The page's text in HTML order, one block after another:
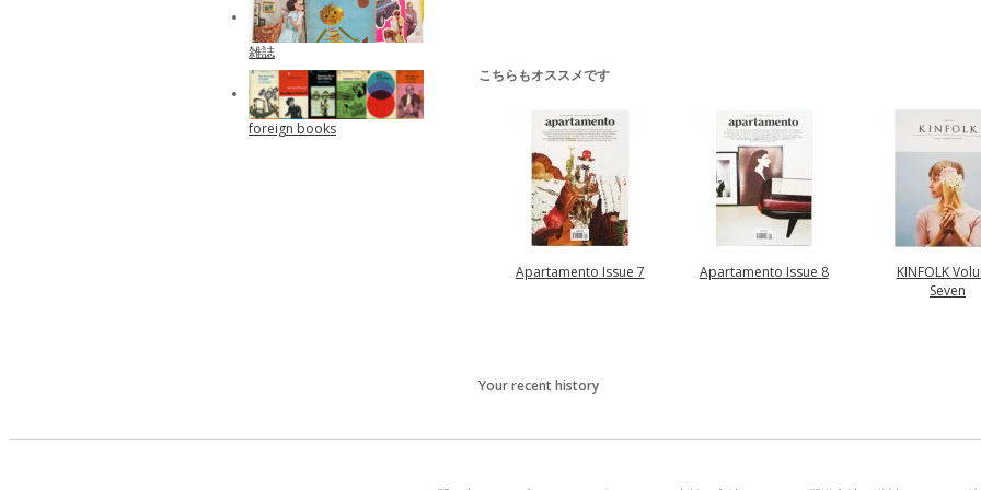
こちらもオススメです
Apartamento Issue 7 Apartamento Issue 8
KINFOLK
Seven
Your recent history
雑誌
foreign books